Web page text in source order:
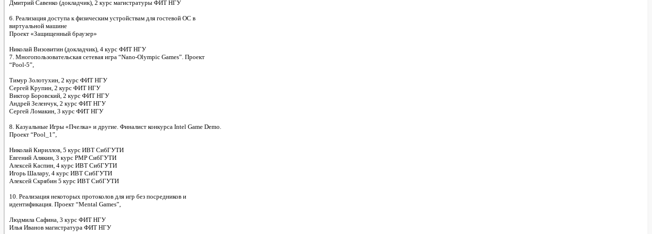
Дмитрий Савенко (докладчик), 2 курс магистратуры ФИТ НГУ
6. Реализация доступа к физическим устройствам для гостевой ОС в
виртуальной машине
Проект «Защищенный браузер»
Николай Визовитин (докладчик), 4 курс ФИТ НГУ
7. Многопользовательская сетевая игра “Nano-Olympic Games”. Проект
“Pool-5”,
Тимур Золотухин, 2 курс ФИТ НГУ
Сергей Крупин, 2 курс ФИТ НГУ
Виктор Боровский, 2 курс ФИТ НГУ
Андрей Зеленчук, 2 курс ФИТ НГУ
Сергей Ломакин, 3 курс ФИТ НГУ
8. Казуальные Игры «Пчелка» и другие. Финалист конкурса Intel Game Demo.
Проект “Pool_1”,
Николай Кириллов, 5 курс ИВТ СибГУТИ
Евгений Алякин, 3 курс РМР СибГУТИ
Алексей Каспин, 4 курс ИВТ СибГУТИ
Игорь Шалару, 4 курс ИВТ СибГУТИ
Алексей Скрябин 5 курс ИВТ СибГУТИ
10. Реализация некоторых протоколов для игр без посредников и
идентификация. Проект “Mental Games”,
Людмила Сафина, 3 курс ФИТ НГУ
Илья Иванов магистратура ФИТ НГУ